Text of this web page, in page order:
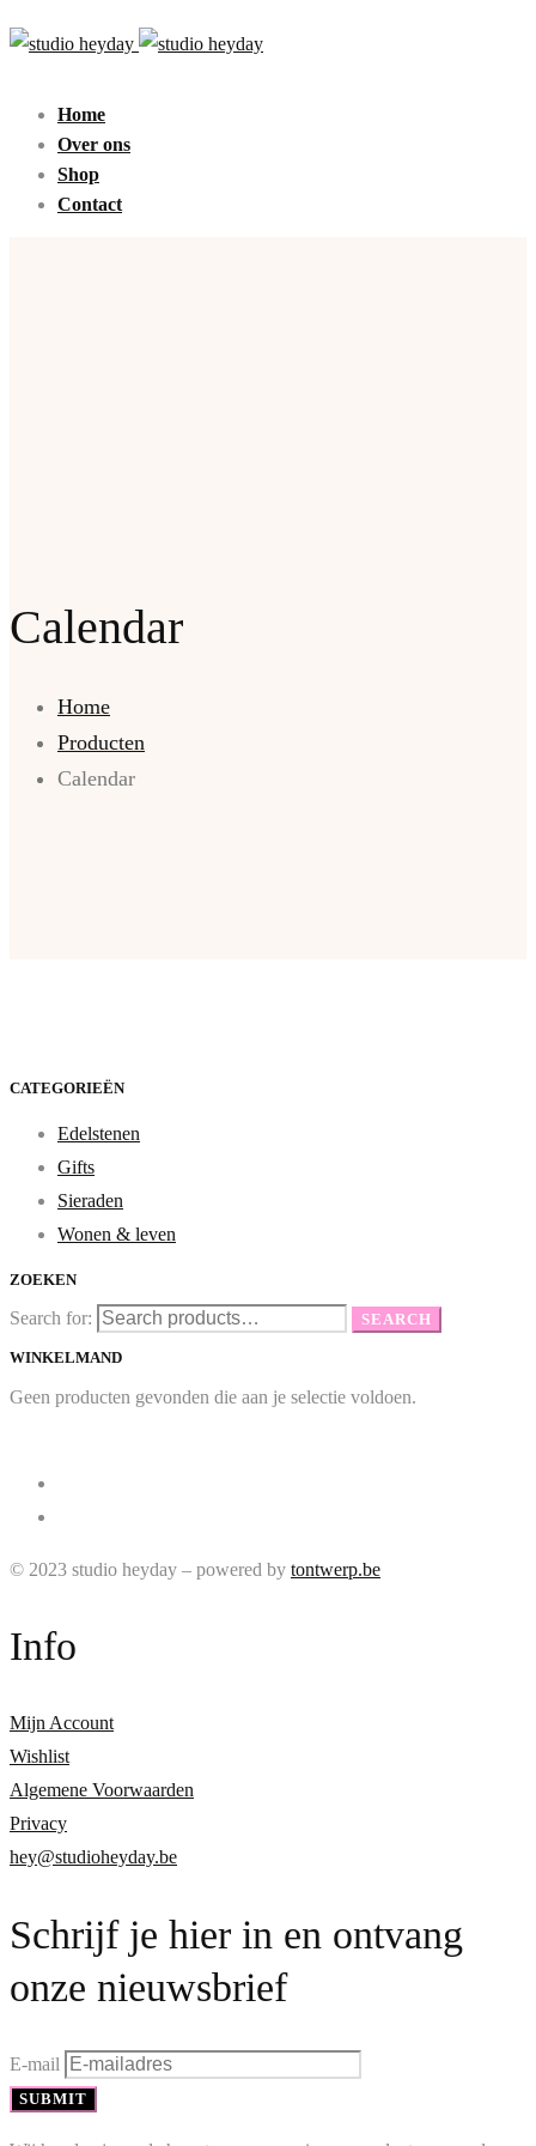
Home
Over ons
Shop
Contact
Calendar
Home
Producten
Calendar
CATEGORIEËN
Edelstenen
Gifts
Sieraden
Wonen & leven
ZOEKEN
Search for: SEARCH
WINKELMAND
Geen producten gevonden die aan je selectie voldoen.
© 2023 studio heyday – powered by tontwerp.be
Info
Mijn Account
Wishlist
Algemene Voorwaarden
Privacy
hey@studioheyday.be
Schrijf je hier in en ontvang
onze nieuwsbrief
E-mail
SUBMIT